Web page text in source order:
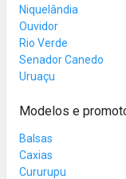
Niquelândia
Ouvidor
Rio Verde
Senador Canedo
Uruaçu
Modelos e
Balsas
Caxias
Cururupu